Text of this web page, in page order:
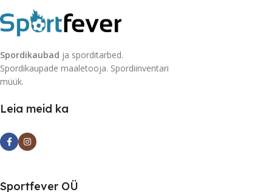
Spordikaubad ja sporditarbed.
Spordikaupade maaletooja. Spordiinventari
müük.
Leia meid ka
Sportfever OÜ